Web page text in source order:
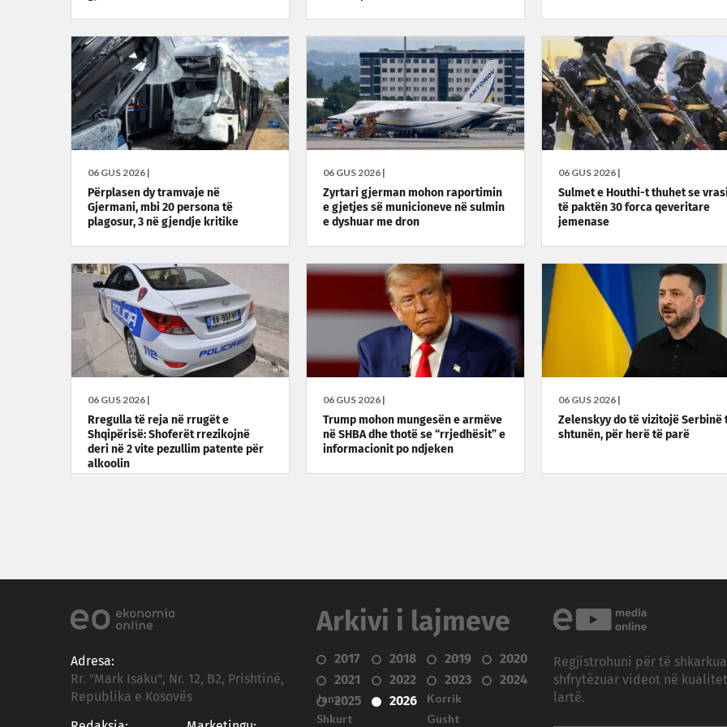
06 GUS 2026 |
Përplasen dy tramvaje në
Gjermani, mbi 20 persona të
plagosur, 3 në gjendje kritike
06 GUS 2026 |
Zyrtari gjerman mohon raportimin
e gjetjes së municioneve në sulmin
e dyshuar me dron
06 GUS 2026 |
Sulmet e Houthi-t thuhet se
të paktën 30 forca qeveritare
jemenase
06 GUS 2026 |
Rregulla të reja në rrugët e
Shqipërisë: Shoferët rrezikojnë
deri në 2 vite pezullim patente për
alkoolin
06 GUS 2026 |
Trump mohon mungesën e armëve
në SHBA dhe thotë se “rrjedhësit” e
informacionit po ndjeken
06 GUS 2026 |
Zelenskyy do të vizitojë Serbinë
shtunën, për herë të parë
Adresa:
Rr. "Mark Isaku", Nr. 12, B2, Prishtinë,
Republika e Kosovës
Arkivi i lajmeve
2017 2018 2019
2020
2021
2022 2023
2024
2025
2026
Janar
Shkurt
Korrik
Gusht
Regjistrohuni për të
shfrytëzuar videot në
lartë.